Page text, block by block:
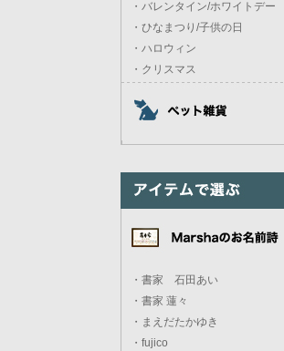
・バレンタイン/ホワイトデー
・ひなまつり/子供の日
・ハロウィン
・クリスマス
・書家 石田あい
・書家 蓮々
・まえだたかゆき
・fujico